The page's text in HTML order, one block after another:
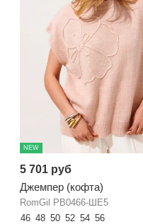
NEW
5 701 руб
Джемпер (кофта)
RomGil РВ0466-ШЕ5
46 48 50 52 54 56